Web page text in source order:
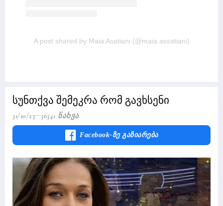
A post shared by Maia Asatiani (@maia.assatiani)
სუნთქვა შემეკრა რომ გავხსენი
31/10/23 36341 Ნახვა
Facebook-Ზე Გაზიარება